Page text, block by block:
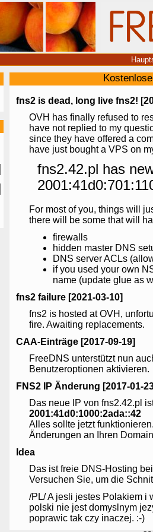
fns2 is dead, long live fns2!
OVH has finally refused to
have not replied to my
since they have offered a
have just bought a VPS on
fns2.42.pl has
For most of you, things will
there will be some that will
firewalls
hidden master DNS
DNS server ACLs
if you used your own
name (update glue as
fns2 failure [2021-03-10]
fns2 is hosted at OVH,
fire. Awaiting replacements.
CAA-Einträge [2017-09-19]
FreeDNS unterstützt nun
Benutzeroptionen aktivieren.
FNS2 IP Änderung [2017-01-
Das neue IP von fns2.42.pl
2001:41d0:1000:2ada::42
Alles sollte jetzt
Änderungen an Ihren
Idea
Das ist freie DNS-Hosting
Versuchen Sie, um die
/PL/ A jesli jestes Polakiem i
polski nie jest domyslnym
poprawic tak czy inaczej. :-)